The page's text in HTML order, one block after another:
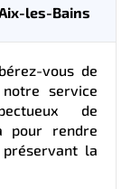
les-Bains
vous de
service
de
pour rendre
la